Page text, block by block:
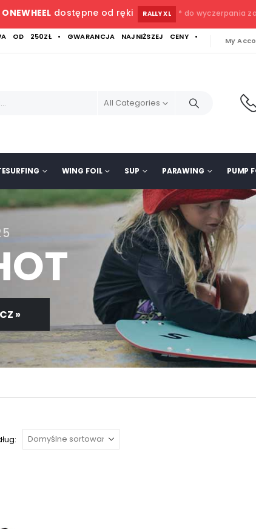
ONEWHEEL dostępne od ręki RALLY XL * do wyczerpania
OD 250ZŁ • GWARANCJA NAJNIŻSZEJ CENY •
My
All Categories
WING FOIL SUP PARAWING PUMP
»